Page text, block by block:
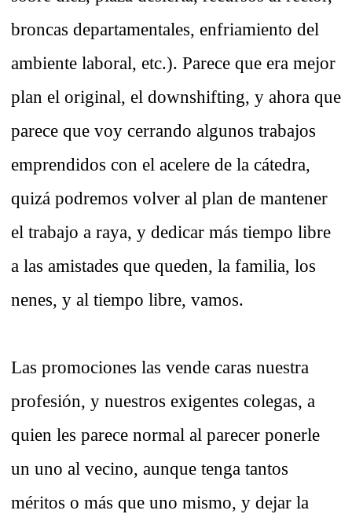
broncas departamentales, enfriamiento del
ambiente laboral, etc.). Parece que era mejor
plan el original, el downshifting, y ahora que
parece que voy cerrando algunos trabajos
emprendidos con el acelere de la cátedra,
quizá podremos volver al plan de mantener
el trabajo a raya, y dedicar más tiempo libre
a las amistades que queden, la familia, los
nenes, y al tiempo libre, vamos.
Las promociones las vende caras nuestra
profesión, y nuestros exigentes colegas, a
quien les parece normal al parecer ponerle
un uno al vecino, aunque tenga tantos
méritos o más que uno mismo, y dejar la